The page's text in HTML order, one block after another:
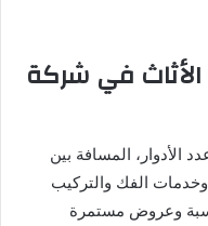
في شركة
الأدوار، المسافة بين
وخدمات الفك والتركيب
وعروض مستمرة